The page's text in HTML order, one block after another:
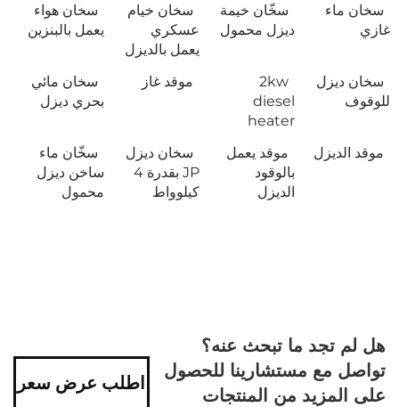
سخان ماء
غازي
سخّان خيمة
ديزل محمول
سخان خيام
عسكري
يعمل بالديزل
سخان هواء
يعمل بالبنزين
سخان ديزل
للوقوف
2kw
diesel
heater
موقد غاز
سخان مائي
بحري ديزل
موقد الديزل
موقد يعمل
بالوقود
الديزل
سخان ديزل
JP بقدرة 4
كيلوواط
سخّان ماء
ساخن ديزل
محمول
هل لم تجد ما تبحث عنه؟
تواصل مع مستشارينا للحصول
على المزيد من المنتجات
اطلب عرض سعر